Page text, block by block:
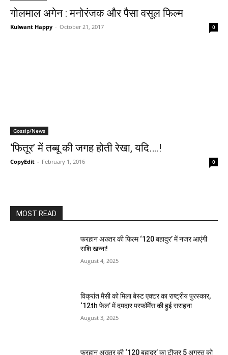
गोलमाल अगेन : मनोरंजक और पैसा वसूल फिल्म
Kulwant Happy - October 21, 2017 0
Gossip/News
‘फितूर’ में तब्बू की जगह होती रेखा, यदि….!
CopyEdit - February 1, 2016 0
MOST READ
फरहान अख्तर की फिल्म ‘120 बहादुर’ में नजर आएंगी
राशि खन्ना!
August 4, 2025
विक्रांत मैसी को मिला बेस्ट एक्टर का राष्ट्रीय पुरस्कार,
‘12th फेल’ में दमदार परफॉर्मेंस की हुई सराहना
August 3, 2025
फरहान अख्तर की ‘120 बहादुर’ का टीज़र 5 अगस्त को